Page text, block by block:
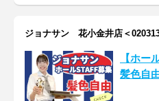
ジョナサン 花小金井店＜
【ホー
髪色自